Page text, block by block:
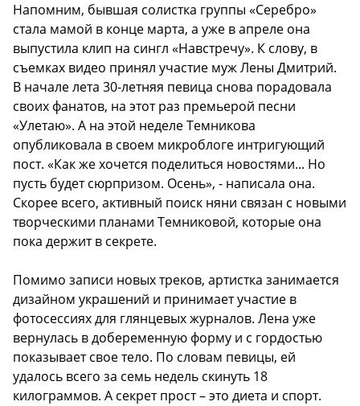
Напомним, бывшая солистка группы «Серебро»
стала мамой в конце марта, а уже в апреле она
выпустила клип на сингл «Навстречу». К слову, в
съемках видео принял участие муж Лены Дмитрий.
В начале лета 30-летняя певица снова порадовала
своих фанатов, на этот раз премьерой песни
«Улетаю». А на этой неделе Темникова
опубликовала в своем микроблоге интригующий
пост. «Как же хочется поделиться новостями... Но
пусть будет сюрпризом. Осень», - написала она.
Скорее всего, активный поиск няни связан с новыми
творческими планами Темниковой, которые она
пока держит в секрете.
Помимо записи новых треков, артистка занимается
дизайном украшений и принимает участие в
фотосессиях для глянцевых журналов. Лена уже
вернулась в добеременную форму и с гордостью
показывает свое тело. По словам певицы, ей
удалось всего за семь недель скинуть 18
килограммов. А секрет прост – это диета и спорт.